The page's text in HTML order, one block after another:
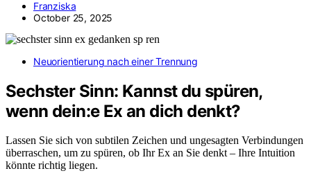
Franziska
October 25, 2025
Neuorientierung nach einer Trennung
Sechster Sinn: Kannst du spüren,
wenn dein:e Ex an dich denkt?
Lassen Sie sich von subtilen Zeichen und ungesagten Verbindungen
überraschen, um zu spüren, ob Ihr Ex an Sie denkt – Ihre Intuition
könnte richtig liegen.